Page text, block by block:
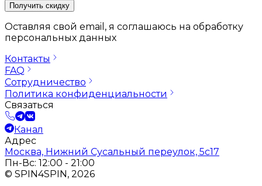
Получить скидку
Оставляя свой email, я соглашаюсь на обработку
персональных данных
Контакты
FAQ
Сотрудничество
Политика конфиденциальности
Связаться
Канал
Адрес
Москва, Нижний Сусальный переулок, 5с17
Пн-Вс: 12:00 - 21:00
© SPIN4SPIN, 2026